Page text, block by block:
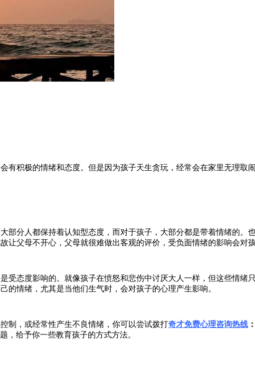
积极的情绪和态度。但是因为孩子天生贪玩，经常会在家里无理取
分人都保持着认知型态度，而对于孩子，大部分都是带着情绪的。
父母不开心，父母就很难做出客观的评价，受负面情绪的影响会对
态度影响的。就像孩子在愤怒和悲伤中讨厌大人一样，但这些情绪
的情绪，尤其是当他们生气时，会对孩子的心理产生影响。
，或经常性产生不良情绪，你可以尝试拨打奇才免费心理咨询热线
，给予你一些教育孩子的方式方法。